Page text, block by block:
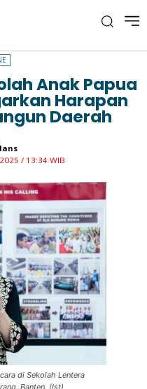
Anak Papua
Harapan
Daerah
/ 13:34 WIB
di Sekolah Lentera